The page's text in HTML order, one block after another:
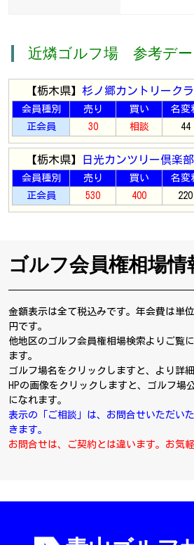
近燐ゴルフ場 参考デー
【栃木県】 杉ノ郷カントリーク
会員種別 売り 買い 名変
正会員
30 相談 44
【栃木県】 日光カンツリー倶楽部
会員種別 売り 買い 名変
正会員
530 400 220
ゴルフ会員権相場
金額表示は全て税込みです。年会費は単
円です。
他地区のゴルフ会員権相場検索よりご覧
ます。
ゴルフ場名をクリックしますと、より詳
HPの画像をクリックしますと、ゴルフ場
になれます。
表示の「ご相談」は、お問合せいただい
きます。
お問合せは、ご契約とは違います。お気